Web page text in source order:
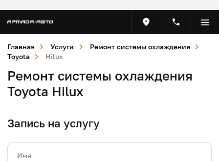
Главная Услуги
Ремонт системы охлаждения
Toyota
Hilux
Ремонт системы охлаждения
Toyota Hilux
Запись на услугу
Имя